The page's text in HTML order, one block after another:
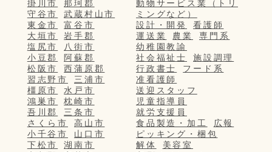
掛川市
那珂郡
守谷市
武蔵村山市
東金市
富谷市
大垣市
岩手郡
塩尻市
八街市
小豆郡
阿蘇郡
松阪市
西蒲原郡
習志野市
三浦市
橿原市
水戸市
鴻巣市
枕崎市
吾川郡
三条市
さくら市
高山市
小千谷市
山口市
下松市
湖南市
動物サービス業（トリ
ミングなど）
設計・開発
看護師
運送業
農業
専門系
幼稚園教諭
社会福祉士
施設調理
行政書士
フード系
准看護師
送迎スタッフ
児童指導員
就労支援員
食品製造・加工
広報
ピッキング・梱包
解体
美容室